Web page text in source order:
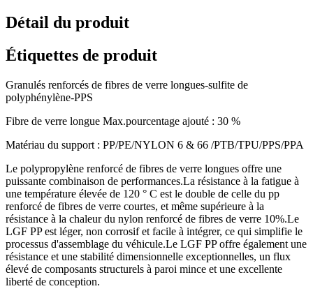
Détail du produit
Étiquettes de produit
Granulés renforcés de fibres de verre longues-sulfite de
polyphénylène-PPS
Fibre de verre longue Max.pourcentage ajouté : 30 %
Matériau du support : PP/PE/NYLON 6 & 66 /PTB/TPU/PPS/PPA
Le polypropylène renforcé de fibres de verre longues offre une
puissante combinaison de performances.La résistance à la fatigue à
une température élevée de 120 ° C est le double de celle du pp
renforcé de fibres de verre courtes, et même supérieure à la
résistance à la chaleur du nylon renforcé de fibres de verre 10%.Le
LGF PP est léger, non corrosif et facile à intégrer, ce qui simplifie le
processus d'assemblage du véhicule.Le LGF PP offre également une
résistance et une stabilité dimensionnelle exceptionnelles, un flux
élevé de composants structurels à paroi mince et une excellente
liberté de conception.